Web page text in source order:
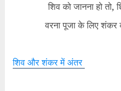
शिव को जानना हो तो,
वरना पूजा के लिए शंकर
शिव और शंकर में अंतर